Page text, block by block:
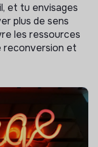
et tu envisages
plus de sens
les ressources
reconversion et